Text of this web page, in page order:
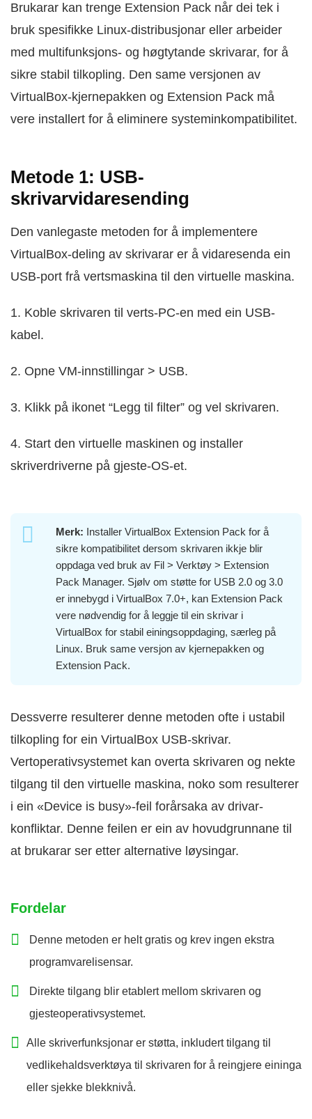
Brukarar kan trenge Extension Pack når dei tek i
bruk spesifikke Linux-distribusjonar eller arbeider
med multifunksjons- og høgtytande skrivarar, for å
sikre stabil tilkopling. Den same versjonen av
VirtualBox-kjernepakken og Extension Pack må
vere installert for å eliminere systeminkompatibilitet.
Metode 1: USB-
skrivarvidaresending
Den vanlegaste metoden for å implementere
VirtualBox-deling av skrivarar er å vidaresenda ein
USB-port frå vertsmaskina til den virtuelle maskina.
1. Koble skrivaren til verts-PC-en med ein USB-
kabel.
2. Opne VM-innstillingar > USB.
3. Klikk på ikonet “Legg til filter” og vel skrivaren.
4. Start den virtuelle maskinen og installer
skriverdriverne på gjeste-OS-et.
Merk: Installer VirtualBox Extension Pack for å
sikre kompatibilitet dersom skrivaren ikkje blir
oppdaga ved bruk av Fil > Verktøy > Extension
Pack Manager. Sjølv om støtte for USB 2.0 og 3.0
er innebygd i VirtualBox 7.0+, kan Extension Pack
vere nødvendig for å leggje til ein skrivar i
VirtualBox for stabil einingsoppdaging, særleg på
Linux. Bruk same versjon av kjernepakken og
Extension Pack.
Dessverre resulterer denne metoden ofte i ustabil
tilkopling for ein VirtualBox USB-skrivar.
Vertoperativsystemet kan overta skrivaren og nekte
tilgang til den virtuelle maskina, noko som resulterer
i ein «Device is busy»-feil forårsaka av drivar-
konfliktar. Denne feilen er ein av hovudgrunnane til
at brukarar ser etter alternative løysingar.
Fordelar
Denne metoden er helt gratis og krev ingen ekstra
programvarelisensar.
Direkte tilgang blir etablert mellom skrivaren og
gjesteoperativsystemet.
Alle skriverfunksjonar er støtta, inkludert tilgang til
vedlikehaldsverktøya til skrivaren for å reingjere eininga
eller sjekke blekknivå.